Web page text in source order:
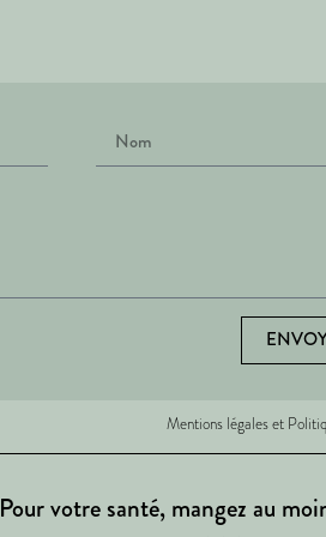
Mentions légales et
Pour votre santé, mangez au